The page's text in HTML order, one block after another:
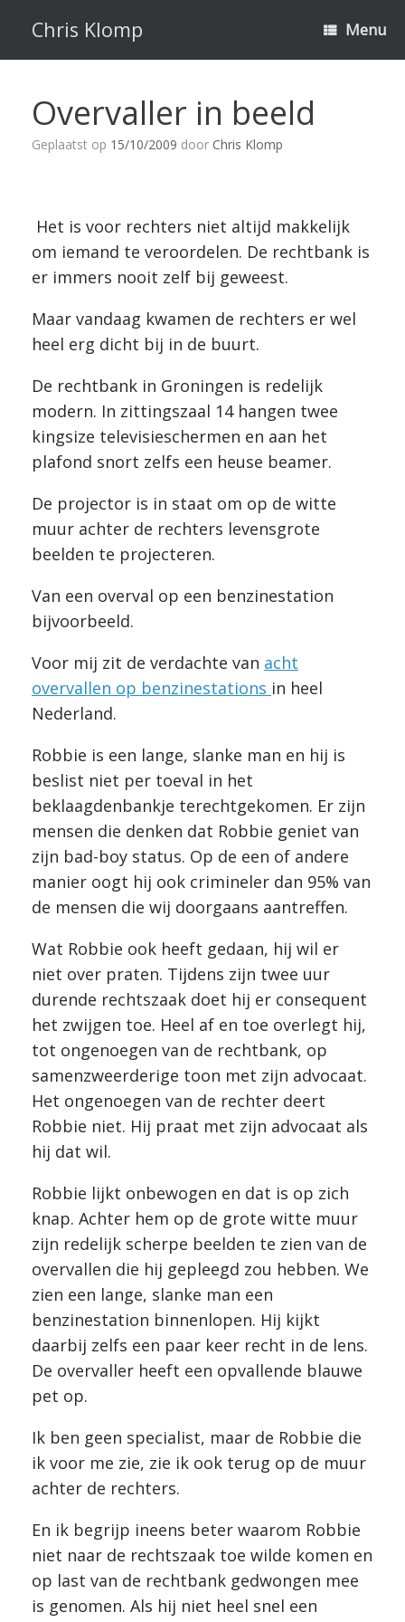
inhoud
Chris Klomp Menu
Overvaller in beeld
Geplaatst op 15/10/2009 door Chris Klomp
Het is voor rechters niet altijd makkelijk
om iemand te veroordelen. De rechtbank is
er immers nooit zelf bij geweest.
Maar vandaag kwamen de rechters er wel
heel erg dicht bij in de buurt.
De rechtbank in Groningen is redelijk
modern. In zittingszaal 14 hangen twee
kingsize televisieschermen en aan het
plafond snort zelfs een heuse beamer.
De projector is in staat om op de witte
muur achter de rechters levensgrote
beelden te projecteren.
Van een overval op een benzinestation
bijvoorbeeld.
Voor mij zit de verdachte van acht
overvallen op benzinestations in heel
Nederland.
Robbie is een lange, slanke man en hij is
beslist niet per toeval in het
beklaagdenbankje terechtgekomen. Er zijn
mensen die denken dat Robbie geniet van
zijn bad-boy status. Op de een of andere
manier oogt hij ook crimineler dan 95% van
de mensen die wij doorgaans aantreffen.
Wat Robbie ook heeft gedaan, hij wil er
niet over praten. Tijdens zijn twee uur
durende rechtszaak doet hij er consequent
het zwijgen toe. Heel af en toe overlegt hij,
tot ongenoegen van de rechtbank, op
samenzweerderige toon met zijn advocaat.
Het ongenoegen van de rechter deert
Robbie niet. Hij praat met zijn advocaat als
hij dat wil.
Robbie lijkt onbewogen en dat is op zich
knap. Achter hem op de grote witte muur
zijn redelijk scherpe beelden te zien van de
overvallen die hij gepleegd zou hebben. We
zien een lange, slanke man een
benzinestation binnenlopen. Hij kijkt
daarbij zelfs een paar keer recht in de lens.
De overvaller heeft een opvallende blauwe
pet op.
Ik ben geen specialist, maar de Robbie die
ik voor me zie, zie ik ook terug op de muur
achter de rechters.
En ik begrijp ineens beter waarom Robbie
niet naar de rechtszaak toe wilde komen en
op last van de rechtbank gedwongen mee
is genomen. Als hij niet heel snel een